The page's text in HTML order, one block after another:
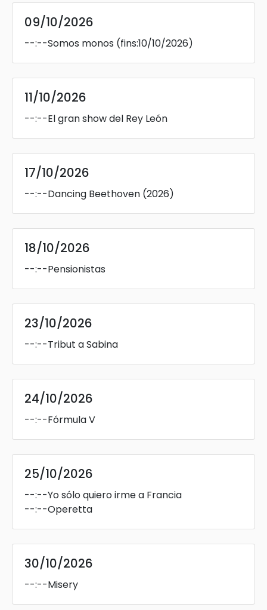
09/10/2026
--:--Somos monos (fins:10/10/2026)
11/10/2026
--:--El gran show del Rey León
17/10/2026
--:--Dancing Beethoven (2026)
18/10/2026
--:--Pensionistas
23/10/2026
--:--Tribut a Sabina
24/10/2026
--:--Fórmula V
25/10/2026
--:--Yo sólo quiero irme a Francia
--:--Operetta
30/10/2026
--:--Misery